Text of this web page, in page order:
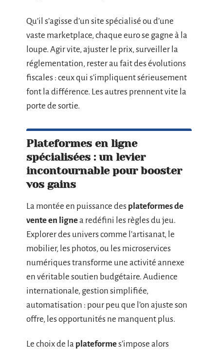
Qu’il s’agisse d’un site spécialisé ou d’une
vaste marketplace, chaque euro se gagne à la
loupe. Agir vite, ajuster le prix, surveiller la
réglementation, rester au fait des évolutions
fiscales : ceux qui s’impliquent sérieusement
font la différence. Les autres prennent vite la
porte de sortie.
Plateformes en ligne
spécialisées : un levier
incontournable pour booster
vos gains
La montée en puissance des plateformes de
vente en lignea redéfini les règles du jeu.
Explorer des univers comme l’artisanat, le
mobilier, les photos, ou les microservices
numériques transforme une activité annexe
en véritable soutien budgétaire. Audience
internationale, gestion simplifiée,
automatisation : pour peu que l’on ajuste son
offre, les opportunités ne manquent plus.
Le choix de la plateformes’impose alors